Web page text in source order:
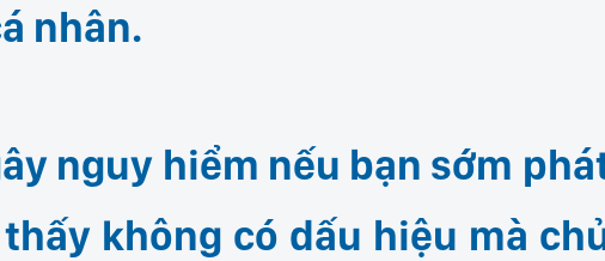
nhân.
nguy hiểm nếu bạn sớm
không có dấu hiệu mà